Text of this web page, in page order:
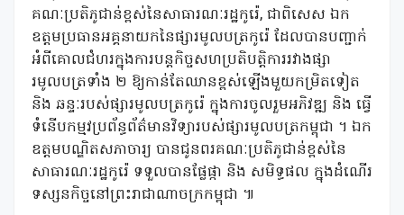
គណៈប្រតិភូជាន់ខ្ពស់នៃសាធារណៈរដ្ឋកូរ៉េ, ជាពិសេស ឯក
ឧត្តមប្រធានអគ្គនាយកនៃផ្សារមូលបត្រកូរ៉េ ដែលបានបញ្ជាក់
អំពីគោលជំហរក្នុងការបន្តកិច្ចសហប្រតិបត្តិការរវាងផ្សា
រមូលបត្រទាំង ២ ឱ្យកាន់តែឈានខ្ពស់ឡើងមួយកម្រិតទៀត
និង ឆន្ទៈរបស់ផ្សារមូលបត្រកូរ៉េ ក្នុងការចូលរួមអភិវឌ្ឍ និង ធ្វើ
ទំនើបកម្មវប្រព័ន្ធព័ត៌មានវិទ្យារបស់ផ្សារមូលបត្រកម្ពុជា ។ ឯក
ឧត្តមបណ្ឌិតសភាចារ្យ បានជូនពរគណៈប្រតិភូជាន់ខ្ពស់នៃ
សាធារណៈរដ្ឋកូរ៉េ ទទួលបានផ្លែផ្កា និង សមិទ្ធផល ក្នុងដំណើរ
ទស្សនកិច្ចនៅព្រះរាជាណាចក្រកម្ពុជា ៕